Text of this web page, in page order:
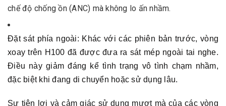
chế độ chống ồn (ANC) mà không lo ấn nhầm.
Đặt sát phía ngoài: Khác với các phiên bản trước, vòng
xoay trên H100 đã được đưa ra sát mép ngoài tai nghe.
Điều này giảm đáng kể tình trạng vô tình chạm nhầm,
đặc biệt khi đang di chuyển hoặc sử dụng lâu.
Sự tiện lợi và cảm giác sử dụng mượt mà của các vòng